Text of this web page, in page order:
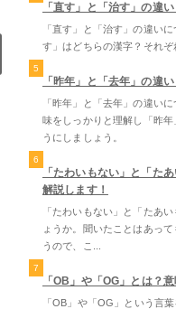
「直す」と「治す」の違
「直す」と「治す」の違い
す」はどちらの漢字？それぞ
5
「昨年」と「去年」の違
「昨年」と「去年」の違い
味をしっかりと理解し「昨
うにしましょう。
6
「たわいもない」と「た
解説します！
「たわいもない」と「たあ
ょうか。聞いたことはあっ
うので、こ...
7
「OB」や「OG」とは？
「OB」や「OG」という言